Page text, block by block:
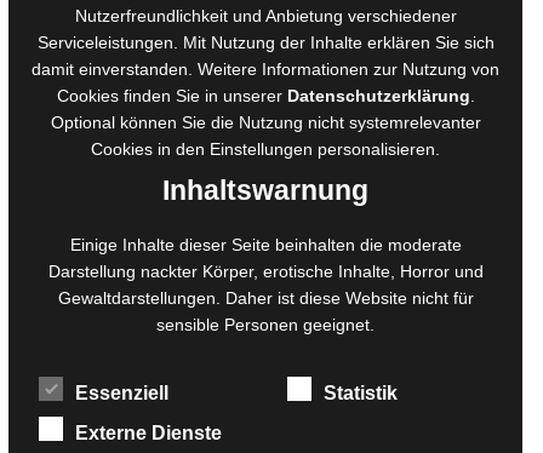
Online-Artikel
Manuskripte einreichen
Ausschreibungen
Belegexemplare
Eigenbedarfsexemplare
Foto- und Bildbearbeitung
Fotorestauration
Creative Artwork
MPS Fotografie
WordPress Support
Nutzerfreundlichkeit und Anbietung verschiedener
Serviceleistungen. Mit Nutzung der Inhalte erklären Sie sich
damit einverstanden. Weitere Informationen zur Nutzung von
Cookies finden Sie in unserer Datenschutzerklärung
Optional können Sie die Nutzung nicht systemrelevanter
Cookies in den Einstellungen personalisieren.
Inhaltswarnung
Einige Inhalte dieser Seite beinhalten die moderate
Darstellung nackter Körper, erotische Inhalte, Horror und
Gewaltdarstellungen. Daher ist diese Website nicht für
sensible Personen geeignet.
Essenziell
Statistik
Externe Dienste